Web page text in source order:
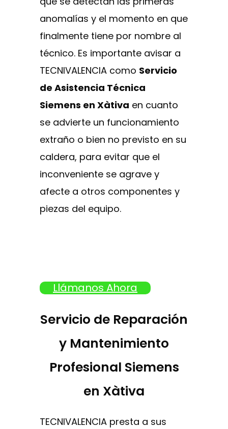
anomalías y el momento en que
finalmente tiene por nombre al
técnico. Es importante avisar a
TECNIVALENCIA como Servicio
de Asistencia Técnica
Siemens en Xàtiva en cuanto
se advierte un funcionamiento
extraño o bien no previsto en su
caldera, para evitar que el
inconveniente se agrave y
afecte a otros componentes y
piezas del equipo.
Llámanos Ahora
Servicio de Reparación
y Mantenimiento
Profesional Siemens
en Xàtiva
TECNIVALENCIA presta a sus